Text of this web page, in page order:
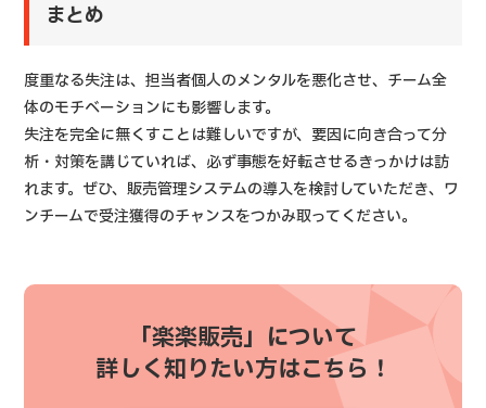
まとめ
度重なる失注は、担当者個人のメンタルを悪化させ、チーム全
体のモチベーションにも影響します。
失注を完全に無くすことは難しいですが、要因に向き合って分
析・対策を講じていれば、必ず事態を好転させるきっかけは訪
れます。ぜひ、販売管理システムの導入を検討していただき、ワ
ンチームで受注獲得のチャンスをつかみ取ってください。
「楽楽販売」について
詳しく知りたい方はこちら！